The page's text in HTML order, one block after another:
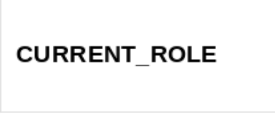
CURRENT_ROLE